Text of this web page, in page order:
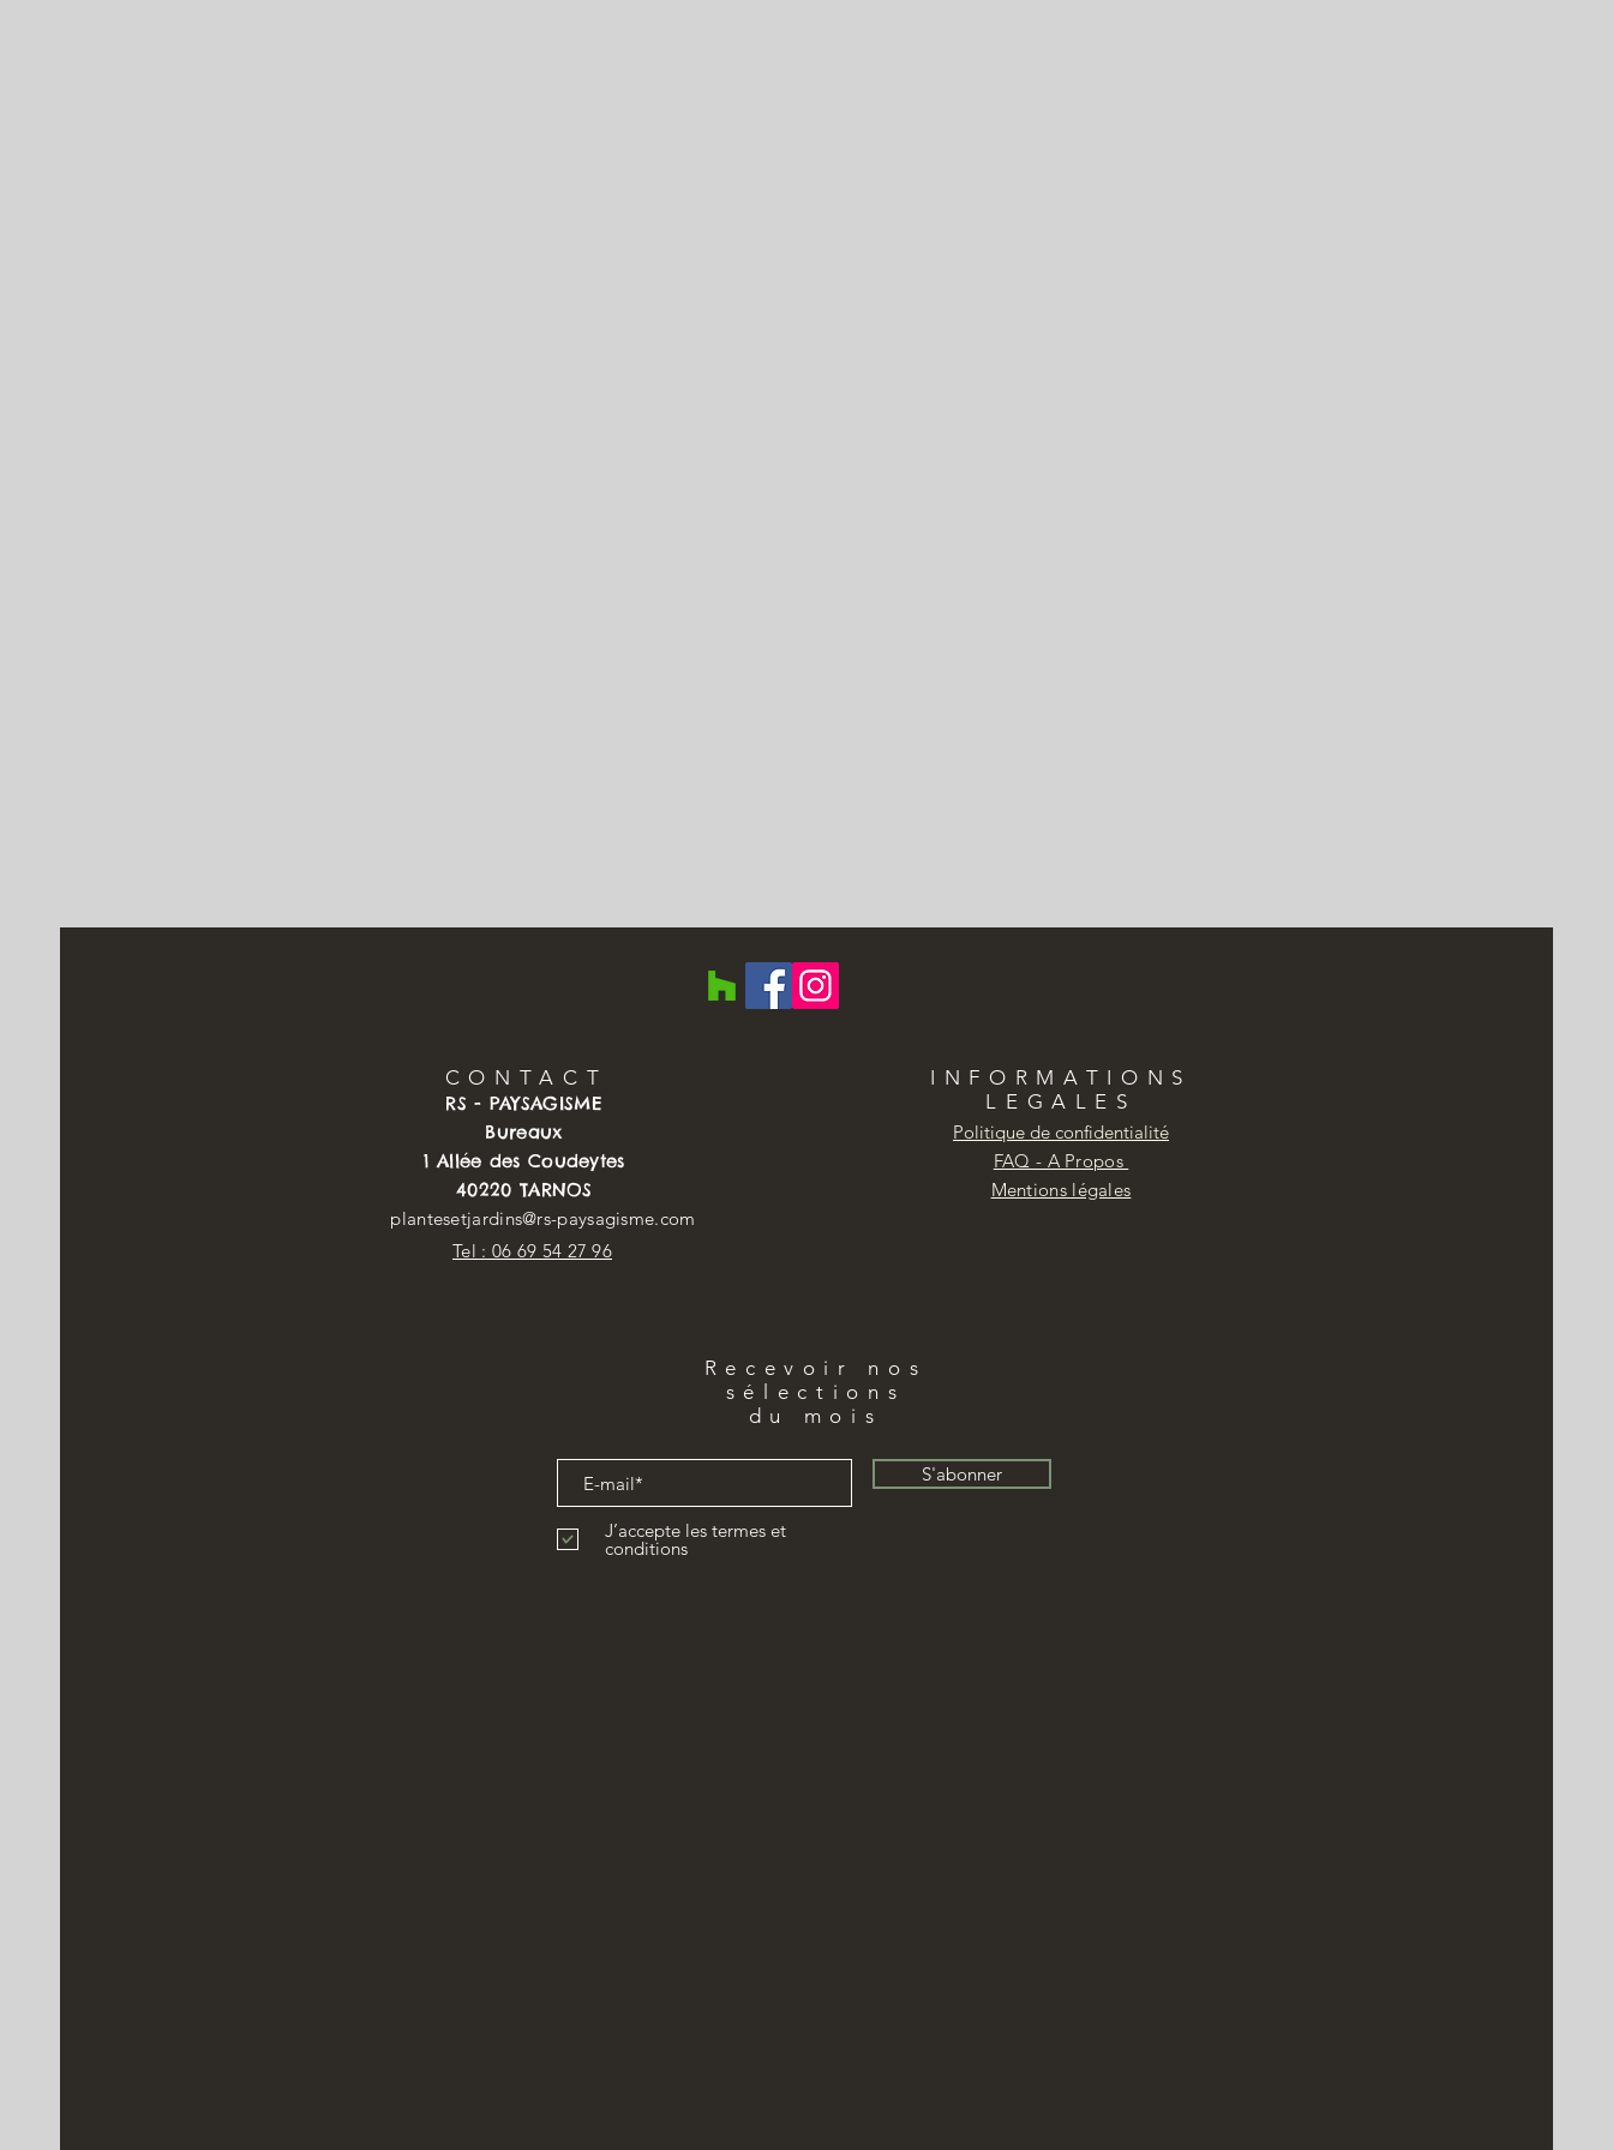
CONTACT
plantesetjardins@rs-paysagisme.com
RS - PAYSAGISME
Bureaux
1 Allée des Coudeytes
40220 TARNOS
INFORMATIONS
LEGALES
Politique de confidentialité
FAQ - A Propos
Mentions légales
Tel : 06 69 54 27 96
Recevoir nos
sélections
du mois
S'abonner
J’accepte les termes et
conditions